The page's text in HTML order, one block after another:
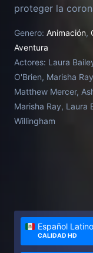
proteger la
cuenta de que
Lo que comenzó
la historia detrás
Genero: Animación,
Aventura
Actores: Laura
O'Brien, Marisha
Matthew Mercer,
Marisha Ray, Laura
Willingham
Español Latino
CALIDAD HD